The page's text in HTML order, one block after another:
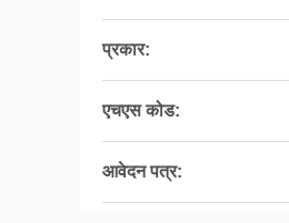
प्रकार:
एचएस कोड:
आवेदन पत्र: